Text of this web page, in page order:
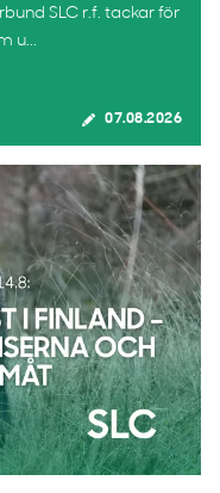
SLC r.f. tackar för
u...
07.08.2026